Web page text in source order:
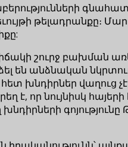
թելադրանքը։
շուրջ բախման
են անձնական
խնդիրներ վաղուց
որ նույնիսկ հայերի